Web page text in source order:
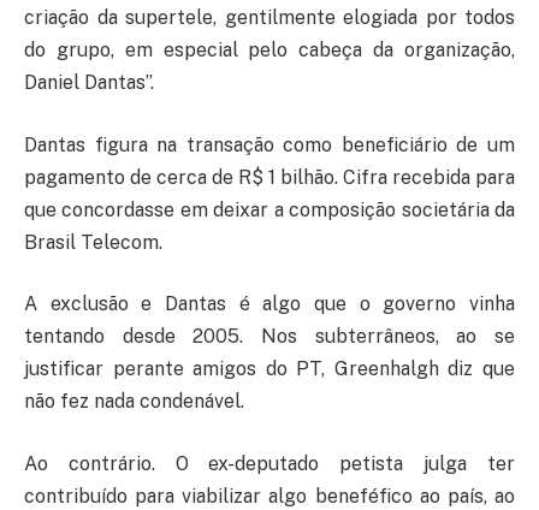
criação da supertele, gentilmente elogiada por todos
do grupo, em especial pelo cabeça da organização,
Daniel Dantas”.
Dantas figura na transação como beneficiário de um
pagamento de cerca de R$ 1 bilhão. Cifra recebida para
que concordasse em deixar a composição societária da
Brasil Telecom.
A exclusão e Dantas é algo que o governo vinha
tentando desde 2005. Nos subterrâneos, ao se
justificar perante amigos do PT, Greenhalgh diz que
não fez nada condenável.
Ao contrário. O ex-deputado petista julga ter
contribuído para viabilizar algo beneféfico ao país, ao